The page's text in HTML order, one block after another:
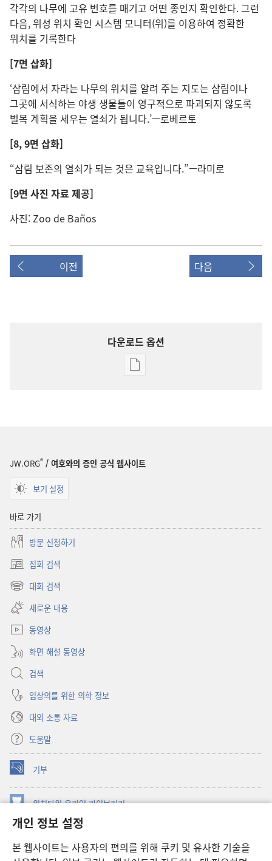
개인 정보 설정
본 웹사이트는 사용자의 편의를 위해 쿠키 및 유사한 기술을
각각의 나무에 고유 번호를 매기고 어떤 종인지 확인한다. 그런
다음, 위성 위치 확인 시스템 모니터(위)를 이용하여 정확한
위치를 기록한다
[7면 삽화]
‘삼림에서 자라는 나무의 위치를 알려 주는 지도는 삼림이나
그곳에 서식하는 야생 생물들이 영구적으로 파괴되지 않도록
벌목 계획을 세우는 열쇠가 됩니다.’—로베르토
[8, 9면 삽화]
“삼림 보존의 열쇠가 되는 것은 교육입니다.”—라미로
[9면 사진 자료 제공]
사진: Zoo de Baños
이전 다음
다운로드 옵션
출판물
JW.ORG® / 여호와의 증인 공식 웹사이트
보기 설정
바로 가기
방문 신청하기
집회 검색
(새로운
창
대회 검색
(새로운
창
열기)
새로운 내용
동영상
화면 해설 동영상
검색
임상의를 위한 의학 정보
대외 소통 자료
도움말
기부
(새로운
창
열기) 워치타워 온라인 라이브러리
창
JW Hub ®
창
JW 라이브러리